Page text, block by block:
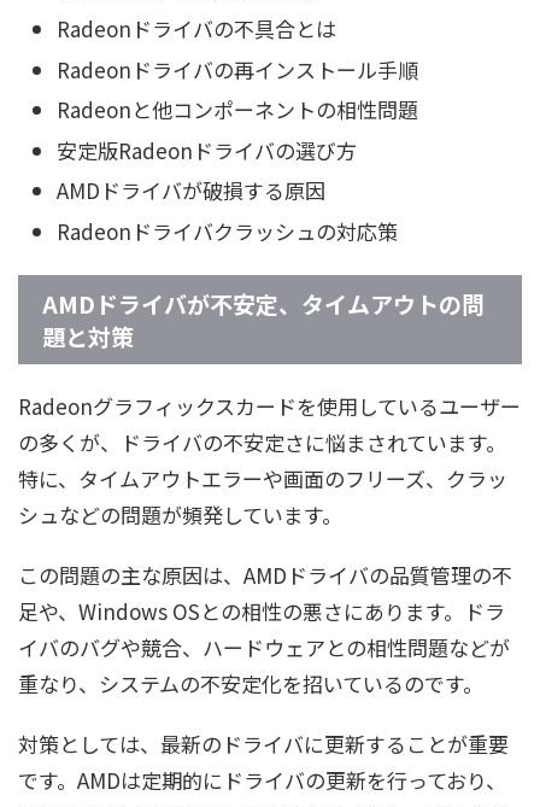
Radeonドライバの不具合とは
Radeonドライバの再インストール手順
Radeonと他コンポーネントの相性問題
安定版Radeonドライバの選び方
AMDドライバが破損する原因
Radeonドライバクラッシュの対応策
AMDドライバが不安定、タイムアウトの問
題と対策
Radeonグラフィックスカードを使用しているユーザー
の多くが、ドライバの不安定さに悩まされています。
特に、タイムアウトエラーや画面のフリーズ、クラッ
シュなどの問題が頻発しています。
この問題の主な原因は、AMDドライバの品質管理の不
足や、Windows OSとの相性の悪さにあります。ドラ
イバのバグや競合、ハードウェアとの相性問題などが
重なり、システムの不安定化を招いているのです。
対策としては、最新のドライバに更新することが重要
です。AMDは定期的にドライバの更新を行っており、